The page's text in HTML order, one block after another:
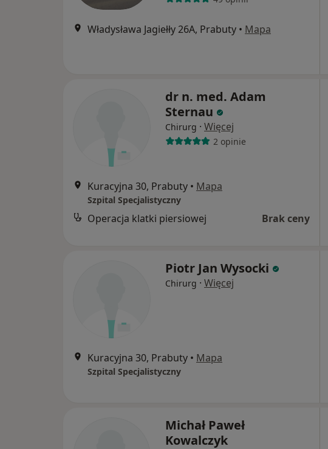
Władysława Jagiełły 26A, Prabuty • Mapa
dr n. med. Adam
Sternau
Chirurg · Więcej
2 opinie
Kuracyjna 30, Prabuty • Mapa
Szpital Specjalistyczny
Operacja klatki piersiowej Brak ceny
Piotr Jan Wysocki
Chirurg · Więcej
Kuracyjna 30, Prabuty • Mapa
Szpital Specjalistyczny
Michał Paweł
Kowalczyk